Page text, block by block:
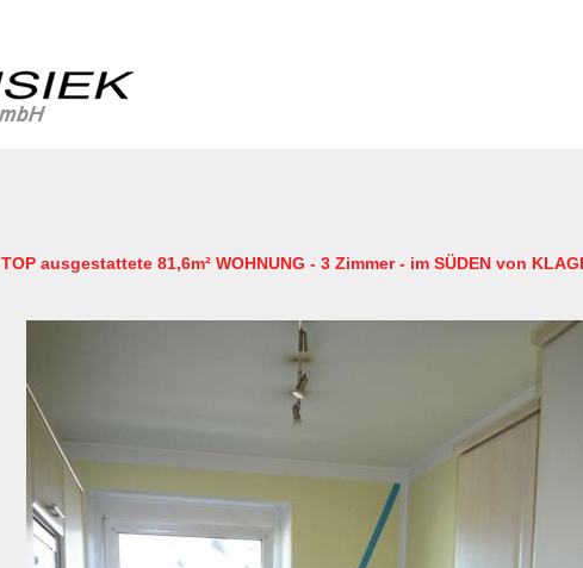
TOP ausgestattete 81,6m² WOHNUNG - 3 Zimmer - im SÜDEN von